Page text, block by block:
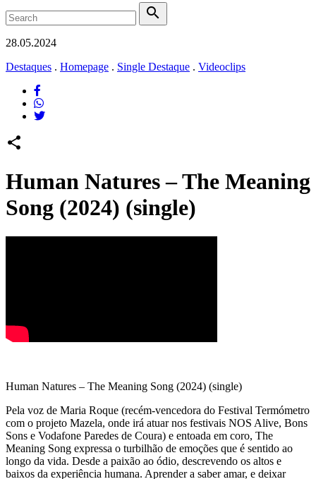
search
28.05.2024
Destaques . Homepage . Single Destaque . Videoclips
share
Human Natures – The Meaning
Song (2024) (single)
Human Natures – The Meaning Song (2024) (single)
Pela voz de Maria Roque (recém-vencedora do Festival Termómetro
com o projeto Mazela, onde irá atuar nos festivais NOS Alive, Bons
Sons e Vodafone Paredes de Coura) e entoada em coro, The
Meaning Song expressa o turbilhão de emoções que é sentido ao
longo da vida. Desde a paixão ao ódio, descrevendo os altos e
baixos da experiência humana. Aprender a saber amar, e deixar